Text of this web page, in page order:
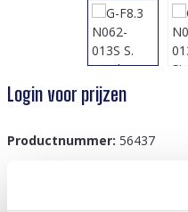
Login voor prijzen
Productnummer: 56437